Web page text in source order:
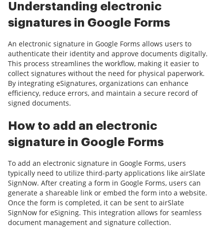
Understanding electronic
signatures in Google Forms
An electronic signature in Google Forms allows users to
authenticate their identity and approve documents digitally.
This process streamlines the workflow, making it easier to
collect signatures without the need for physical paperwork.
By integrating eSignatures, organizations can enhance
efficiency, reduce errors, and maintain a secure record of
signed documents.
How to add an electronic
signature in Google Forms
To add an electronic signature in Google Forms, users
typically need to utilize third-party applications like airSlate
SignNow. After creating a form in Google Forms, users can
generate a shareable link or embed the form into a website.
Once the form is completed, it can be sent to airSlate
SignNow for eSigning. This integration allows for seamless
document management and signature collection.